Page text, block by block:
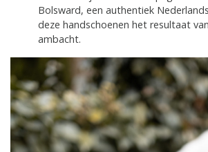
Bolsward, een authentiek
deze handschoenen het resultaat
ambacht.